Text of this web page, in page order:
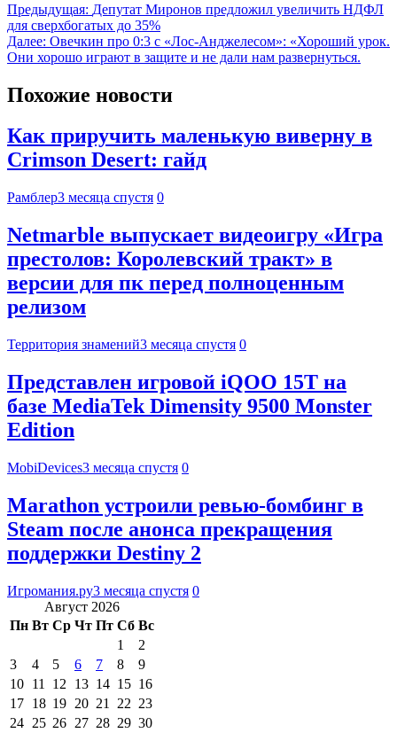
Предыдущая: Депутат Миронов предложил увеличить НДФЛ
для сверхбогатых до 35%
Далее: Овечкин про 0:3 с «Лос-Анджелесом»: «Хороший урок.
Они хорошо играют в защите и не дали нам развернуться.
Похожие новости
Как приручить маленькую виверну в
Crimson Desert: гайд
Рамблер3 месяца спустя 0
Netmarble выпускает видеоигру «Игра
престолов: Королевский тракт» в
версии для пк перед полноценным
релизом
Территория знамений3 месяца спустя 0
Представлен игровой iQOO 15T на
базе MediaTek Dimensity 9500 Monster
Edition
MobiDevices3 месяца спустя 0
Marathon устроили ревью-бомбинг в
Steam после анонса прекращения
поддержки Destiny 2
Игромания.ру3 месяца спустя 0
Август 2026
Пн Вт Ср Чт Пт Сб Вс
1
2
3
4 5 6 7 8
9
10 11 12 13 14 15 16
17 18 19 20 21 22 23
24 25 26 27 28 29 30